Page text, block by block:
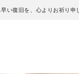
い復旧を、心よりお祈り申